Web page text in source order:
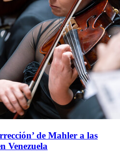
de Mahler a las
Venezuela